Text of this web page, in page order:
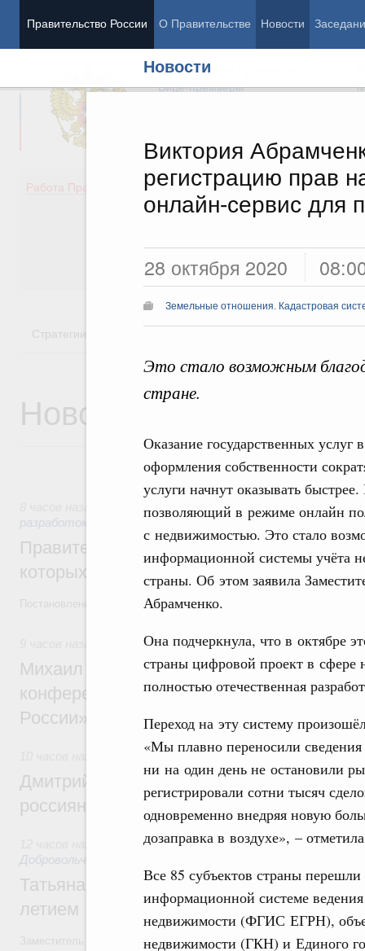
Правительство России О Правительстве Новости
Новости
Виктория
регистрацию прав
онлайн-сервис для
28 октября 2020
Земельные отношения. Кадастровая
Это стало возможным
стране.
Оказание государственных услуг
оформления собственности
услуги начнут оказывать
позволяющий в режиме онлайн
с недвижимостью. Это стало
информационной системы учёта
страны. Об этом заявила
Абрамченко.
Она подчеркнула, что в октябре
страны цифровой проект в сфере
полностью отечественная
Переход на эту систему
«Мы плавно переносили
ни на один день не остановили
регистрировали сотни тысяч
одновременно внедряя новую
дозаправка в воздухе», –
Все 85 субъектов страны
информационной системе ведения
недвижимости (ФГИС ЕГРН),
недвижимости (ГКН) и Единого
Председатель Правительства
Вице-премьеры
Работа Правительства
Демография
Здоровье
Образование
Государство
Стратегии
Новости
Государственная политика в сфере
разработок
Правительство расширило перечень
которых освобождаются от НДФЛ
Постановление от 5 августа 2026 года №978
Отрасль информационных технологий
Михаил Мишустин дал поручения по
конференции «Цифровая индустрия
России»
Спорт высших достижений и массовый
Дмитрий Чернышенко и Михаил
россиян с Днём физкультурника
Социальные инновации. Некоммерческие
Добровольчество и волонтёрство. Благотворительность
Татьяна Голикова поздравила
летием
Заместитель Председателя Правительства Татьяна Голикова